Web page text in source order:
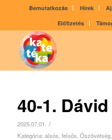
Bemutatkozás Hírek
Előfizetés
40-1.
2025.07.01. /
Kategória: alsós felsős Ószövetség,